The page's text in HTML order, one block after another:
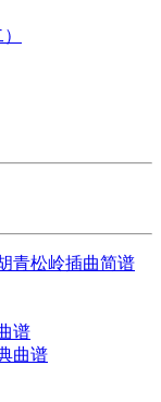
青松岭插曲简谱
谱
曲谱